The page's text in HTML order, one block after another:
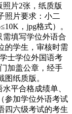
片2张，纸质版
照片要求：小二
，jpg格式）。
需填写学位外语合
的学生，审核时需
士学位外国语考
加盖公章，经手
纸质版。
平合格成绩单、
参加学位外语考试
四六级考试的考生